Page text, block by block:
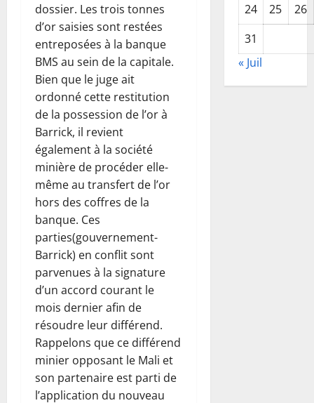
dossier. Les trois tonnes
d’or saisies sont restées
entreposées à la banque
BMS au sein de la capitale.
Bien que le juge ait
ordonné cette restitution
de la possession de l’or à
Barrick, il revient
également à la société
minière de procéder elle-
même au transfert de l’or
hors des coffres de la
banque. Ces
parties(gouvernement-
Barrick) en conflit sont
parvenues à la signature
d’un accord courant le
mois dernier afin de
résoudre leur différend.
Rappelons que ce différend
minier opposant le Mali et
son partenaire est parti de
l’application du nouveau
24
25
26
31
« Juil